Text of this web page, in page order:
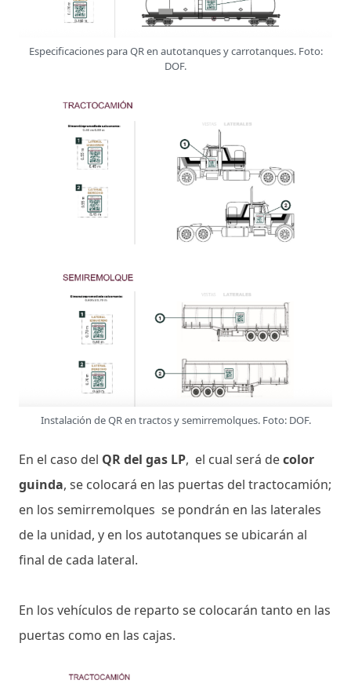
Especificaciones para QR en autotanques y carrotanques. Foto:
DOF.
Instalación de QR en tractos y semirremolques. Foto: DOF.
En el caso del QR del gas LP, el cual será decolor
guinda, se colocará en las puertas del tractocamión;
en los semirremolques se pondrán en las laterales
de la unidad, y en los autotanques se ubicarán al
final de cada lateral.
En los vehículos de reparto se colocarán tanto en las
puertas como en las cajas.